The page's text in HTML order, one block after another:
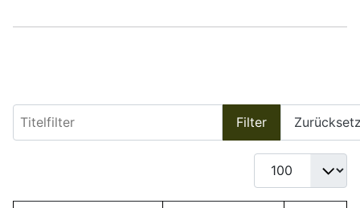
Filter
Anzeige #